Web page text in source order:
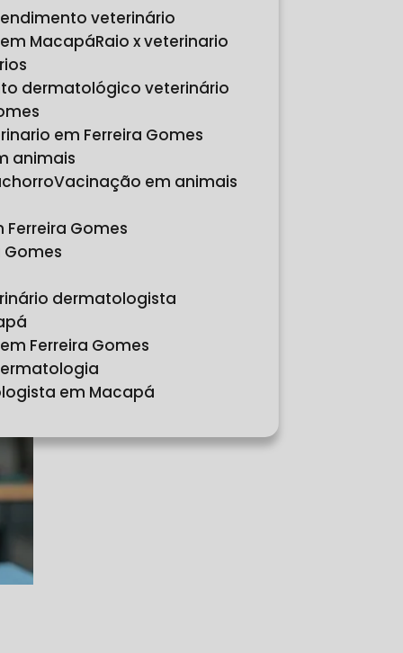
veterinário
Macapá Raio x veterinario
dermatológico veterinário
em Ferreira Gomes
animais
Vacinação em animais
Gomes
Gomes
dermatologista
Ferreira Gomes
em Macapá